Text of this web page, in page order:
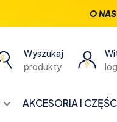
O NAS
Wyszukaj
produkty
AKCESORIA I